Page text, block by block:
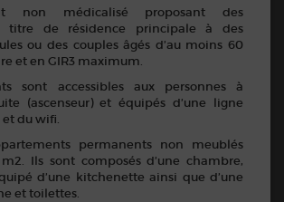
non médicalisé proposant des
titre de résidence principale à des
ou des couples âgés d’au moins 60
et en GIR3 maximum.
sont accessibles aux personnes à
(ascenseur) et équipés d’une ligne
du wifi.
permanents non meublés
Ils sont composés d’une chambre,
d’une kitchenette ainsi que d’une
et toilettes.